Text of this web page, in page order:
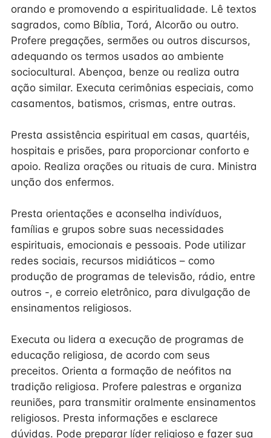
orando e promovendo a espiritualidade. Lê textos
sagrados, como Bíblia, Torá, Alcorão ou outro.
Profere pregações, sermões ou outros discursos,
adequando os termos usados ao ambiente
sociocultural. Abençoa, benze ou realiza outra
ação similar. Executa cerimônias especiais, como
casamentos, batismos, crismas, entre outras.
Presta assistência espiritual em casas, quartéis,
hospitais e prisões, para proporcionar conforto e
apoio. Realiza orações ou rituais de cura. Ministra
unção dos enfermos.
Presta orientações e aconselha indivíduos,
famílias e grupos sobre suas necessidades
espirituais, emocionais e pessoais. Pode utilizar
redes sociais, recursos midiáticos – como
produção de programas de televisão, rádio, entre
outros -, e correio eletrônico, para divulgação de
ensinamentos religiosos.
Executa ou lidera a execução de programas de
educação religiosa, de acordo com seus
preceitos. Orienta a formação de neófitos na
tradição religiosa. Profere palestras e organiza
reuniões, para transmitir oralmente ensinamentos
religiosos. Presta informações e esclarece
dúvidas. Pode preparar líder religioso e fazer sua